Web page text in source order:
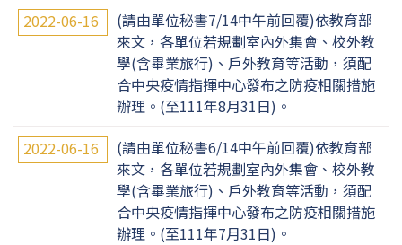
2022-06-16
(請由單位秘書7/14中午前回覆)依教育部
來文，各單位若規劃室內外集會、校外教
學(含畢業旅行)、戶外教育等活動，須配
合中央疫情指揮中心發布之防疫相關措施
辦理。(至111年8月31日)。
2022-06-16
(請由單位秘書6/14中午前回覆)依教育部
來文，各單位若規劃室內外集會、校外教
學(含畢業旅行)、戶外教育等活動，須配
合中央疫情指揮中心發布之防疫相關措施
辦理。(至111年7月31日)。